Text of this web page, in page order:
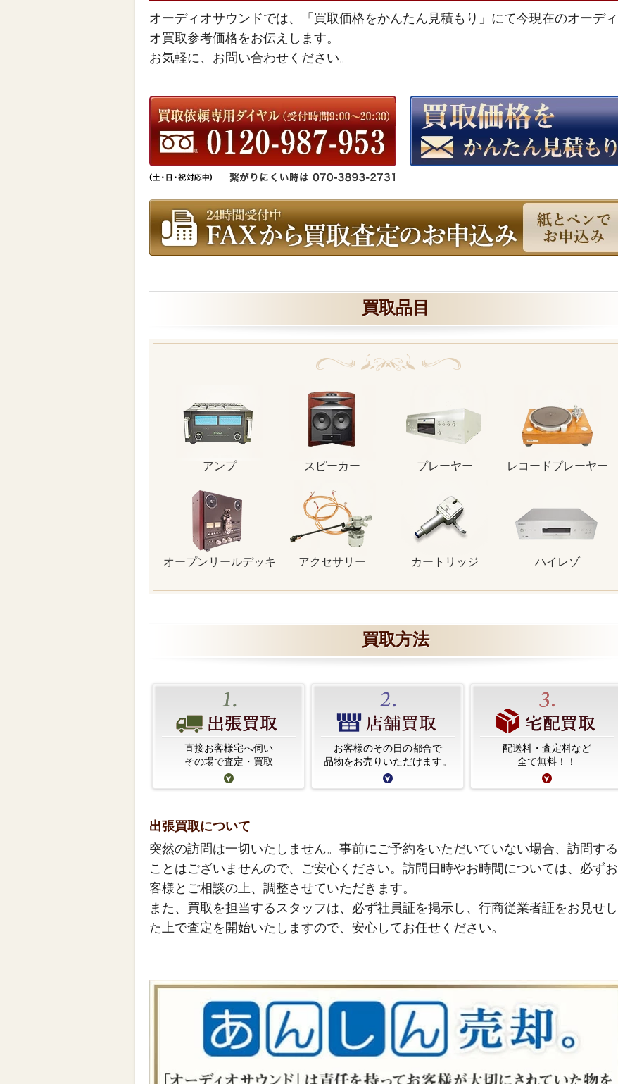
オーディオサウンドでは、「買取価格をかんたん見積もり」にて今現在のオーディ
オ買取参考価格をお伝えします。
お気軽に、お問い合わせください。
買取品目
アンプ スピーカー プレーヤー レコードプレーヤー
オープンリールデッキ アクセサリー カートリッジ ハイレゾ
買取方法
直接お客様宅へ伺い
その場で査定・買取
お客様のその日の都合で
品物をお売りいただけます。
配送料・査定料など
全て無料！！
出張買取について
突然の訪問は一切いたしません。事前にご予約をいただいていない場合、訪問する
ことはございませんので、ご安心ください。訪問日時やお時間については、必ずお
客様とご相談の上、調整させていただきます。
また、買取を担当するスタッフは、必ず社員証を掲示し、行商従業者証をお見せし
た上で査定を開始いたしますので、安心してお任せください。